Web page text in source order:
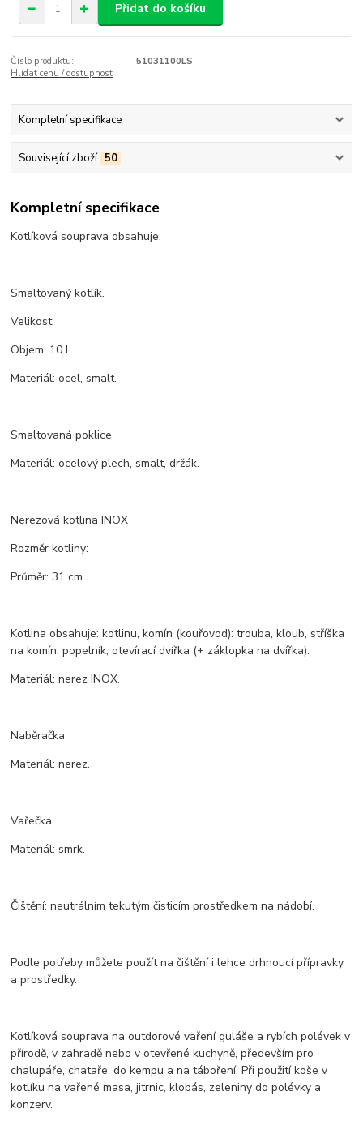
Přidat do košíku
Číslo produktu:
51031100LS
Hlídat cenu / dostupnost
Kompletní specifikace
Související zboží 50
Kompletní specifikace
Kotlíková souprava obsahuje:
Smaltovaný kotlík.
Velikost:
Objem: 10 L.
Materiál: ocel, smalt.
Smaltovaná poklice
Materiál: ocelový plech, smalt, držák.
Nerezová kotlina INOX
Rozměr kotliny:
Průměr: 31 cm.
Kotlina obsahuje: kotlinu, komín (kouřovod): trouba, kloub, stříška
na komín, popelník, otevírací dvířka (+ záklopka na dvířka).
Materiál: nerez INOX.
Naběračka
Materiál: nerez.
Vařečka
Materiál: smrk.
Čištění: neutrálním tekutým čisticím prostředkem na nádobí.
Podle potřeby můžete použít na čištění i lehce drhnoucí přípravky
a prostředky.
Kotlíková souprava na outdorové vaření guláše a rybích polévek v
přírodě, v zahradě nebo v otevřené kuchyně, především pro
chalupáře, chataře, do kempu a na táboření. Při použití koše v
kotlíku na vařené masa, jitrnic, klobás, zeleniny do polévky a
konzerv.